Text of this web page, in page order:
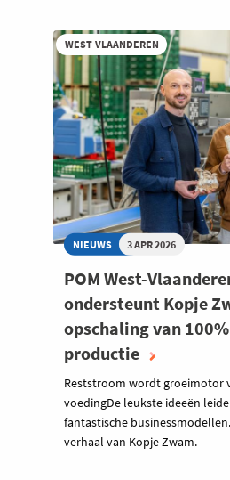
WEST-VLAANDEREN
NIEUWS 3 APR 2026
POM West-
ondersteunt Kopje
opschaling van
productie
Reststroom wordt groeimotor
voedingDe leukste ideeën
fantastische
verhaal van Kopje Zwam.